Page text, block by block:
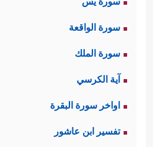
سورة الواقعة
سورة الملك
آية الكرسي
اواخر سورة البقرة
تفسير ابن عاشور